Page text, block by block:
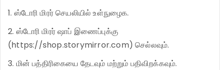
1. ஸ்டோரி மிரர் செயலியில் உள்நுழைக.
2. ஸ்டோரி மிரர் ஷாப் இணைப்புக்கு
(https://shop.storymirror.com) செல்லவும்.
3. மின் பத்திரிகையை தேடவும் மற்றும் பதிவிறக்கவும்.